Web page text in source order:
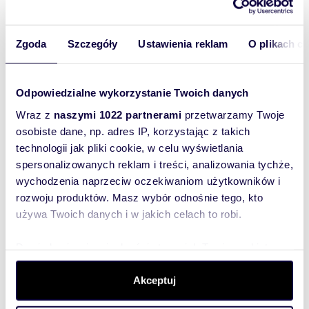
Zgoda Szczegóły Ustawienia reklam O plikach
Odpowiedzialne wykorzystanie Twoich danych
Wraz z naszymi 1022 partnerami przetwarzamy Twoje
osobiste dane, np. adres IP, korzystając z takich
technologii jak pliki cookie, w celu wyświetlania
spersonalizowanych reklam i treści, analizowania tychże,
wychodzenia naprzeciw oczekiwaniom użytkowników i
rozwoju produktów. Masz wybór odnośnie tego, kto
używa Twoich danych i w jakich celach to robi.
dane są przetwarzane oraz ustaw własne preferencje w
. W Deklaracji plików cookie możesz
zmienić lub wycofać swoją zgodę w dowolnej chwili.
Akceptuj
Biuro Nieruchomości PROPERCO
+48 60
Zostaw telefon, oddzwonimy
bezpłatnie
Zatwierdź